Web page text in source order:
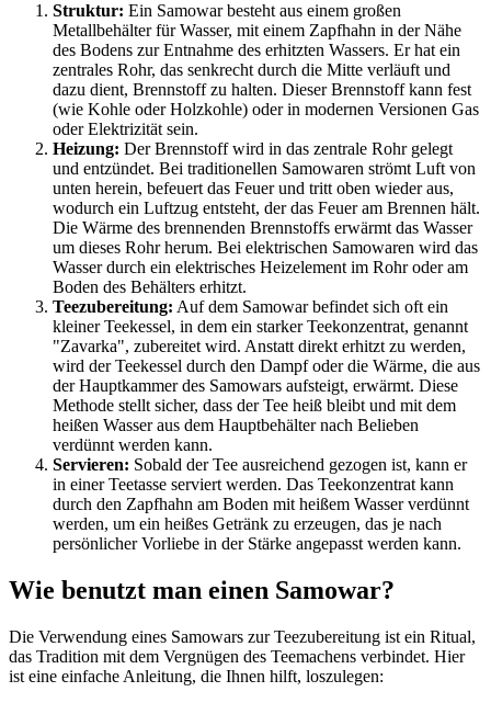
Struktur: Ein Samowar besteht aus einem großen
Metallbehälter für Wasser, mit einem Zapfhahn in der Nähe
des Bodens zur Entnahme des erhitzten Wassers. Er hat ein
zentrales Rohr, das senkrecht durch die Mitte verläuft und
dazu dient, Brennstoff zu halten. Dieser Brennstoff kann fest
(wie Kohle oder Holzkohle) oder in modernen Versionen Gas
oder Elektrizität sein.
Heizung: Der Brennstoff wird in das zentrale Rohr gelegt
und entzündet. Bei traditionellen Samowaren strömt Luft von
unten herein, befeuert das Feuer und tritt oben wieder aus,
wodurch ein Luftzug entsteht, der das Feuer am Brennen hält.
Die Wärme des brennenden Brennstoffs erwärmt das Wasser
um dieses Rohr herum. Bei elektrischen Samowaren wird das
Wasser durch ein elektrisches Heizelement im Rohr oder am
Boden des Behälters erhitzt.
Teezubereitung: Auf dem Samowar befindet sich oft ein
kleiner Teekessel, in dem ein starker Teekonzentrat, genannt
"Zavarka", zubereitet wird. Anstatt direkt erhitzt zu werden,
wird der Teekessel durch den Dampf oder die Wärme, die aus
der Hauptkammer des Samowars aufsteigt, erwärmt. Diese
Methode stellt sicher, dass der Tee heiß bleibt und mit dem
heißen Wasser aus dem Hauptbehälter nach Belieben
verdünnt werden kann.
Servieren: Sobald der Tee ausreichend gezogen ist, kann er
in einer Teetasse serviert werden. Das Teekonzentrat kann
durch den Zapfhahn am Boden mit heißem Wasser verdünnt
werden, um ein heißes Getränk zu erzeugen, das je nach
persönlicher Vorliebe in der Stärke angepasst werden kann.
Wie benutzt man einen Samowar?
Die Verwendung eines Samowars zur Teezubereitung ist ein Ritual,
das Tradition mit dem Vergnügen des Teemachens verbindet. Hier
ist eine einfache Anleitung, die Ihnen hilft, loszulegen: